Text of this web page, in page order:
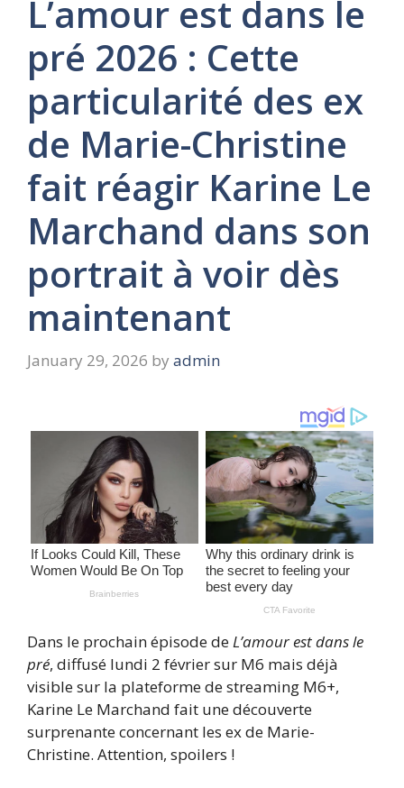
L’amour est dans le
pré 2026 : Cette
particularité des ex
de Marie-Christine
fait réagir Karine Le
Marchand dans son
portrait à voir dès
maintenant
January 29, 2026 by admin
Dans le prochain épisode deL’amour est dans le
pré, diffusé lundi 2 février sur M6 mais déjà
visible sur la plateforme de streaming M6+,
Karine Le Marchand fait une découverte
surprenante concernant les ex de Marie-
Christine. Attention, spoilers !